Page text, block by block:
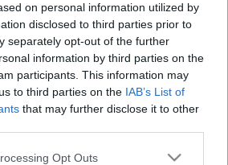
on personal information utilized by
disclosed to third parties prior to
separately opt-out of the further
information by third parties on the
participants. This information may
to third parties on the IAB’s List of
that may further disclose it to other
app uses one or more Google
Opt Outs